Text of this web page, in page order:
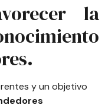
la
y un objetivo